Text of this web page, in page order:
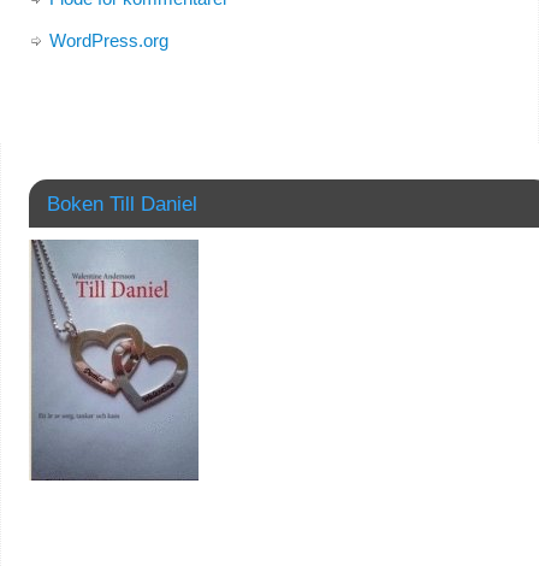
WordPress.org
Boken Till Daniel